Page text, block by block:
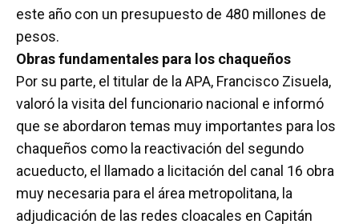
este año con un presupuesto de 480 millones de
pesos.
Obras fundamentales para los chaqueños
Por su parte, el titular de la APA, Francisco Zisuela,
valoró la visita del funcionario nacional e informó
que se abordaron temas muy importantes para los
chaqueños como la reactivación del segundo
acueducto, el llamado a licitación del canal 16 obra
muy necesaria para el área metropolitana, la
adjudicación de las redes cloacales en Capitán